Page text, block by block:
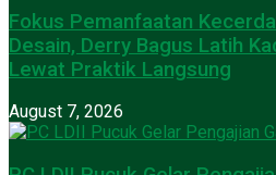
Fokus Pemanfaatan
Desain, Derry Bagus Latih
Lewat Praktik Langsung
August 7, 2026